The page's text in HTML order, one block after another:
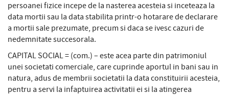
persoanei fizice incepe de la nasterea acesteia si inceteaza la
data mortii sau la data stabilita printr-o hotarare de declarare
a mortii sale prezumate, precum si daca se ivesc cazuri de
nedemnitate succesorala.
CAPITAL SOCIAL = (com.) – este acea parte din patrimoniul
unei societati comerciale, care cuprinde aportul in bani sau in
natura, adus de membrii societatii la data constituirii acesteia,
pentru a servi la infaptuirea activitatii ei si la atingerea